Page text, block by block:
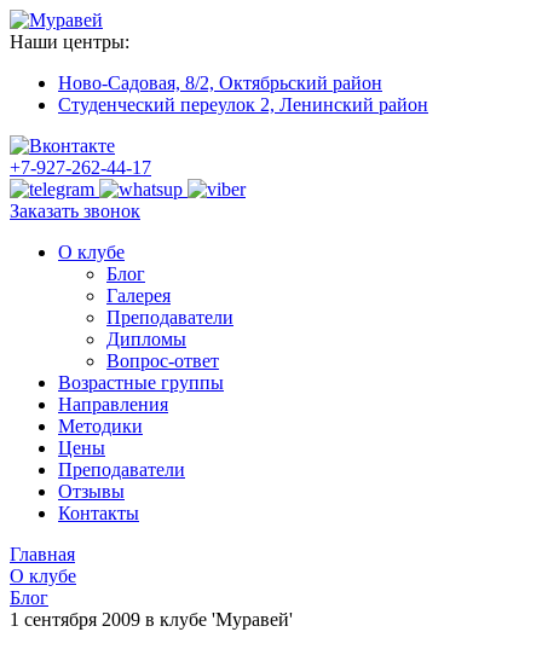
Наши центры:
Ново-Садовая, 8/2, Октябрьский район
Студенческий переулок 2, Ленинский район
+7-927-262-44-17
Заказать звонок
О клубе
Блог
Галерея
Преподаватели
Дипломы
Вопрос-ответ
Возрастные группы
Направления
Методики
Цены
Преподаватели
Отзывы
Контакты
Главная
О клубе
Блог
1 сентября 2009 в клубе 'Муравей'